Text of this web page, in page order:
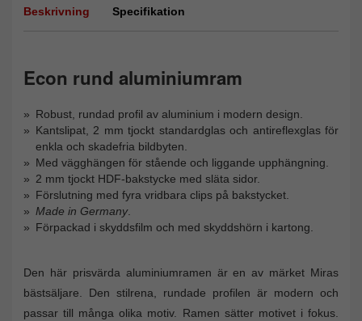
Beskrivning Specifikation
Econ rund aluminiumram
Robust, rundad profil av aluminium i modern design.
Kantslipat, 2 mm tjockt standardglas och antireflexglas för
enkla och skadefria bildbyten.
Med vägghängen för stående och liggande upphängning.
2 mm tjockt HDF-bakstycke med släta sidor.
Förslutning med fyra vridbara clips på bakstycket.
Made in Germany.
Förpackad i skyddsfilm och med skyddshörn i kartong.
Den här prisvärda aluminiumramen är en av märket Miras
bästsäljare. Den stilrena, rundade profilen är modern och
passar till många olika motiv. Ramen sätter motivet i fokus.